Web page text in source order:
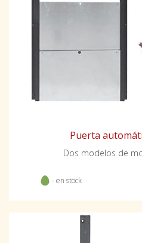
Puerta
Dos modelos de
- en stock